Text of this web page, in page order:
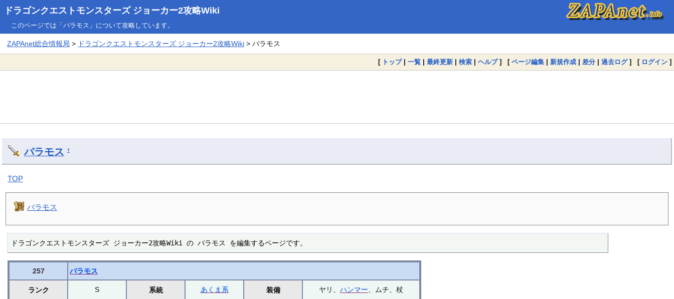
ドラゴンクエストモンスターズ ジョーカー2攻略Wiki
このページでは「バラモス」について攻略しています。
ZAPAnet総合情報局 > ドラゴンクエストモンスターズ ジョーカー2攻略Wiki > バラモス
[ トップ| 一覧 | 最終更新 | 検索 | ヘルプ] [ ページ編集 | 新規作成 | 差分 | 過去ログ] [ ログイン ]
バラモス †
TOP
バラモス
ドラゴンクエストモンスターズ ジョーカー2攻略Wiki の バラモス を編集するページです。
257 バラモス
ランク S 系統 あくま系 装備 ヤリ、ハンマー、ムチ、杖